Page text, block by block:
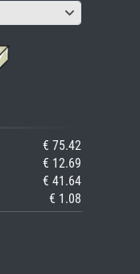
€ 75.42
€ 12.69
€ 41.64
€ 1.08